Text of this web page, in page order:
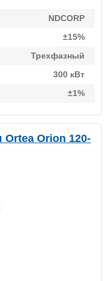
NDCORP
±15%
Трехфазный
300 кВт
±1%
Ortea Orion 120-